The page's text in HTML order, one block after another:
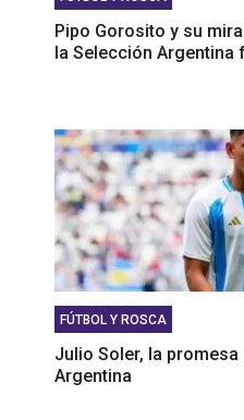
Pipo Gorosito y su
la Selección Argentina
FÚTBOL Y ROSCA
Julio Soler, la promesa
Argentina